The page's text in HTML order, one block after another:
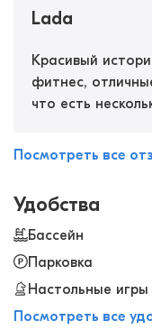
Lada
Красивый
фитнес,
что есть
хиромассаж,
спа-сеанс для
целом очень
возвращаться.
Посмотреть все
Удобства
Бассейн
Парковка
Настольные игры
Посмотреть все